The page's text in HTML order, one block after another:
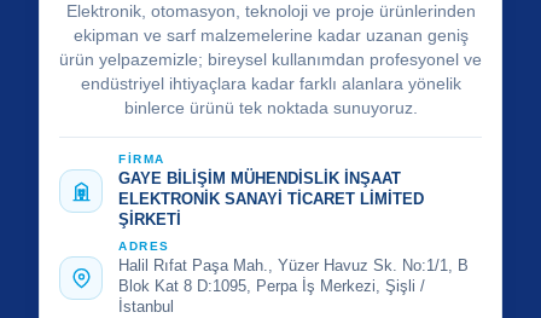
Elektronik, otomasyon, teknoloji ve proje ürünlerinden
ekipman ve sarf malzemelerine kadar uzanan geniş
ürün yelpazemizle; bireysel kullanımdan profesyonel ve
endüstriyel ihtiyaçlara kadar farklı alanlara yönelik
binlerce ürünü tek noktada sunuyoruz.
FİRMA
GAYE BİLİŞİM MÜHENDİSLİK İNŞAAT
ELEKTRONİK SANAYİ TİCARET LİMİTED
ŞİRKETİ
ADRES
Halil Rıfat Paşa Mah., Yüzer Havuz Sk. No:1/1, B
Blok Kat 8 D:1095, Perpa İş Merkezi, Şişli /
İstanbul